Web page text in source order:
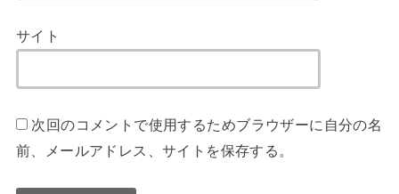
サイト
次回のコメントで使用するためブラウザーに自分の名
前、メールアドレス、サイトを保存する。